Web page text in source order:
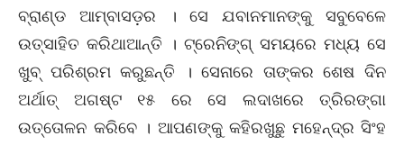
ବ୍ରାଣ୍ଡ ଆମ୍ବାସଡ଼ର । ସେ ଯବାନମାନଙ୍କୁ ସବୁବେଳେ
ଉତ୍ସାହିତ କରିଥାଆନ୍ତି । ଟ୍ରେନିଙ୍ଗ୍ ସମୟରେ ମଧ୍ୟ ସେ
ଖୁବ୍ ପରିଶ୍ରମ କରୁଛନ୍ତି । ସେନାରେ ତାଙ୍କର ଶେଷ ଦିନ
ଅର୍ଥାତ୍ ଅଗଷ୍ଟ ୧୫ ରେ ସେ ଲଦାଖରେ ତ୍ରିରଙ୍ଗା
ଉତ୍ତୋଳନ କରିବେ । ଆପଣଙ୍କୁ କହିରଖୁଛୁ ମହେନ୍ଦ୍ର ସିଂହ